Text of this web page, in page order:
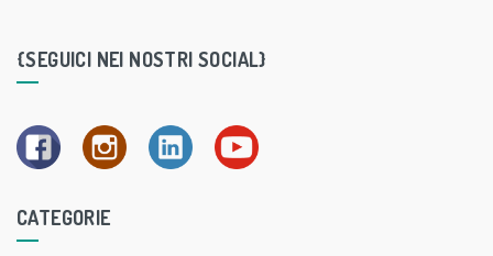
{SEGUICI NEI NOSTRI SOCIAL}
CATEGORIE